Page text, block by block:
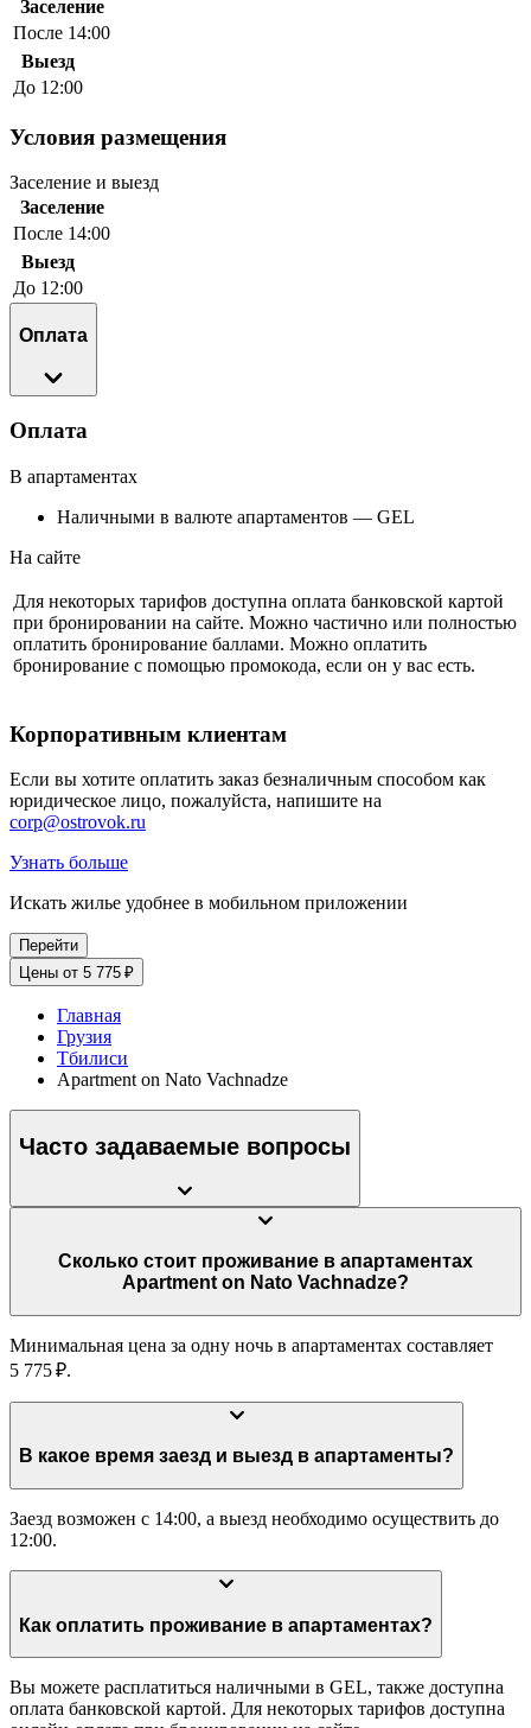
Заселение
После 14:00
Выезд
До 12:00
Условия размещения
Заселение и выезд
Заселение
После 14:00
Выезд
До 12:00
Оплата
Оплата
В апартаментах
Наличными в валюте апартаментов — GEL
На сайте
Для некоторых тарифов доступна оплата банковской картой
при бронировании на сайте. Можно частично или полностью
оплатить бронирование баллами. Можно оплатить
бронирование с помощью промокода, если он у вас есть.
Корпоративным клиентам
Если вы хотите оплатить заказ безналичным способом как
юридическое лицо, пожалуйста, напишите на
corp@ostrovok.ru
Узнать больше
Искать жилье удобнее в мобильном приложении
Перейти
Цены от 5 775 ₽
Главная
Грузия
Тбилиси
Apartment on Nato Vachnadze
Часто задаваемые вопросы
Сколько стоит проживание в апартаментах
Apartment on Nato Vachnadze?
Минимальная цена за одну ночь в апартаментах составляет
5 775 ₽.
В какое время заезд и выезд в апартаменты?
Заезд возможен с 14:00, а выезд необходимо осуществить до
12:00.
Как оплатить проживание в апартаментах?
Вы можете расплатиться наличными в GEL, также доступна
оплата банковской картой. Для некоторых тарифов доступна